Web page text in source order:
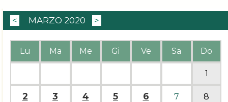
< MARZO 2020 >
Lu Ma Me Gi Ve Sa Do
1
2 3 4 5 6 7 8